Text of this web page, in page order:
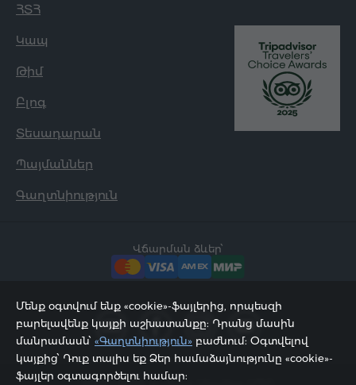
ՀՏՀ
Կապ
Թիմ
Բլոգ
Տեսադարան
Պայմաններ
Գաղտնիություն
Վճարման ձևեր՝
Մենք օգտվում ենք «cookie»-ֆայլերից, որպեսզի
բարելավենք կայքի աշխատանքը: Դրանց մասին
մանրամասն՝ «Գաղտնիություն» բաժնում: Օգտվելով
կայքից՝ Դուք տալիս եք Ձեր համաձայնությունը «cookie»-
ֆայլեր օգտագործելու համար: